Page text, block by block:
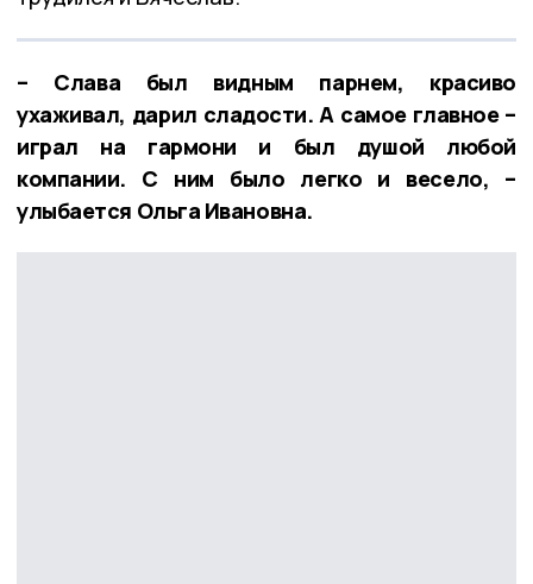
– Слава был видным парнем, красиво
ухаживал, дарил сладости. А самое главное –
играл на гармони и был душой любой
компании. С ним было легко и весело, –
улыбается Ольга Ивановна.